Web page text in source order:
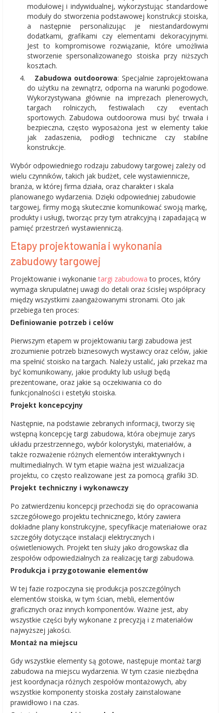
modułowej i indywidualnej, wykorzystując standardowe
moduły do stworzenia podstawowej konstrukcji stoiska,
a następnie personalizując je niestandardowymi
dodatkami, grafikami czy elementami dekoracyjnymi.
Jest to kompromisowe rozwiązanie, które umożliwia
stworzenie spersonalizowanego stoiska przy niższych
kosztach.
Zabudowa outdoorowa: Specjalnie zaprojektowana
do użytku na zewnątrz, odporna na warunki pogodowe.
Wykorzystywana głównie na imprezach plenerowych,
targach rolniczych, festiwalach czy eventach
sportowych. Zabudowa outdoorowa musi być trwała i
bezpieczna, często wyposażona jest w elementy takie
jak zadaszenia, podłogi techniczne czy stabilne
konstrukcje.
Wybór odpowiedniego rodzaju zabudowy targowej zależy od
wielu czynników, takich jak budżet, cele wystawiennicze,
branża, w której firma działa, oraz charakter i skala
planowanego wydarzenia. Dzięki odpowiedniej zabudowie
targowej, firmy mogą skutecznie komunikować swoją markę,
produkty i usługi, tworząc przy tym atrakcyjną i zapadającą w
pamięć przestrzeń wystawienniczą.
Etapy projektowania i wykonania
zabudowy targowej
Projektowanie i wykonanietargi zabudowa to proces, który
wymaga skrupulatnej uwagi do detali oraz ścisłej współpracy
między wszystkimi zaangażowanymi stronami. Oto jak
przebiega ten proces:
Definiowanie potrzeb i celów
Pierwszym etapem w projektowaniu targi zabudowa jest
zrozumienie potrzeb biznesowych wystawcy oraz celów, jakie
ma spełnić stoisko na targach. Należy ustalić, jaki przekaz ma
być komunikowany, jakie produkty lub usługi będą
prezentowane, oraz jakie są oczekiwania co do
funkcjonalności i estetyki stoiska.
Projekt koncepcyjny
Następnie, na podstawie zebranych informacji, tworzy się
wstępną koncepcję targi zabudowa, która obejmuje zarys
układu przestrzennego, wybór kolorystyki, materiałów, a
także rozważenie różnych elementów interaktywnych i
multimedialnych. W tym etapie ważna jest wizualizacja
projektu, co często realizowane jest za pomocą grafiki 3D.
Projekt techniczny i wykonawczy
Po zatwierdzeniu koncepcji przechodzi się do opracowania
szczegółowego projektu technicznego, który zawiera
dokładne plany konstrukcyjne, specyfikacje materiałowe oraz
szczegóły dotyczące instalacji elektrycznych i
oświetleniowych. Projekt ten służy jako drogowskaz dla
zespołów odpowiedzialnych za realizację targi zabudowa.
Produkcja i przygotowanie elementów
W tej fazie rozpoczyna się produkcja poszczególnych
elementów stoiska, w tym ścian, mebli, elementów
graficznych oraz innych komponentów. Ważne jest, aby
wszystkie części były wykonane z precyzją i z materiałów
najwyższej jakości.
Montaż na miejscu
Gdy wszystkie elementy są gotowe, następuje montaż targi
zabudowa na miejscu wydarzenia. W tym czasie niezbędna
jest koordynacja różnych zespołów montażowych, aby
wszystkie komponenty stoiska zostały zainstalowane
prawidłowo i na czas.